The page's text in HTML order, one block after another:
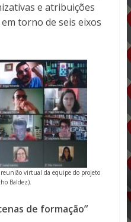
e atribuições
torno de seis eixos
virtual da equipe do projeto
Baldez).
de formação”